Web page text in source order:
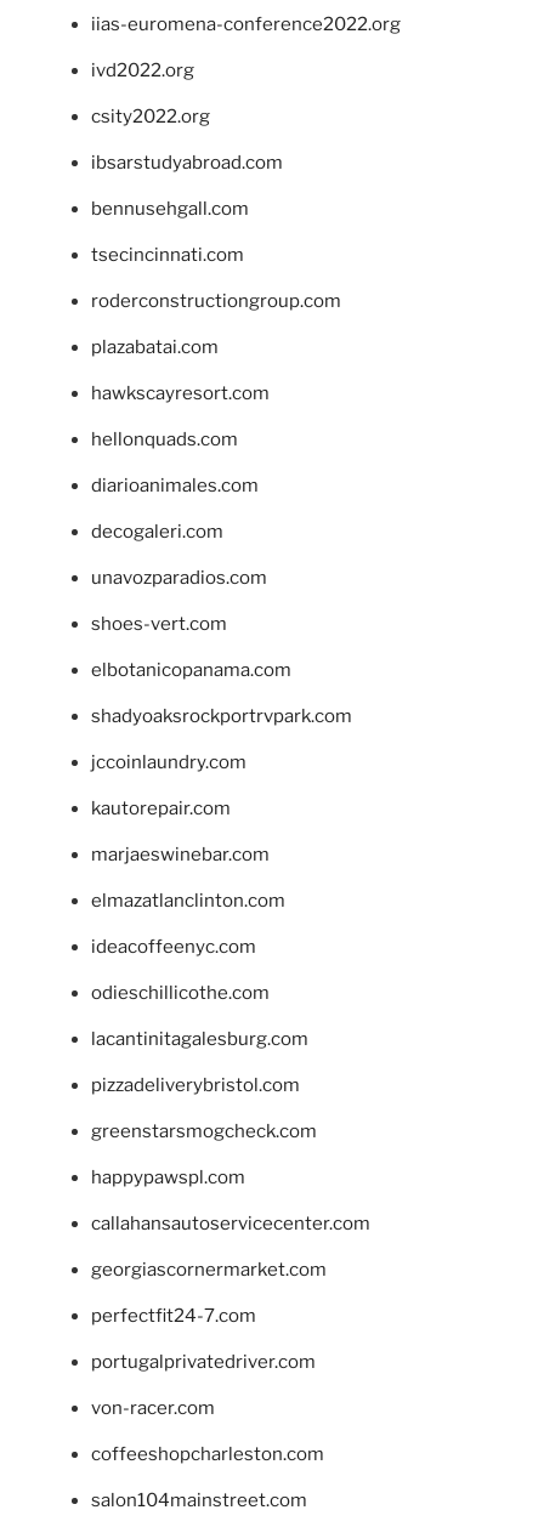
iias-euromena-conference2022.org
ivd2022.org
csity2022.org
ibsarstudyabroad.com
bennusehgall.com
tsecincinnati.com
roderconstructiongroup.com
plazabatai.com
hawkscayresort.com
hellonquads.com
diarioanimales.com
decogaleri.com
unavozparadios.com
shoes-vert.com
elbotanicopanama.com
shadyoaksrockportrvpark.com
jccoinlaundry.com
kautorepair.com
marjaeswinebar.com
elmazatlanclinton.com
ideacoffeenyc.com
odieschillicothe.com
lacantinitagalesburg.com
pizzadeliverybristol.com
greenstarsmogcheck.com
happypawspl.com
callahansautoservicecenter.com
georgiascornermarket.com
perfectfit24-7.com
portugalprivatedriver.com
von-racer.com
coffeeshopcharleston.com
salon104mainstreet.com